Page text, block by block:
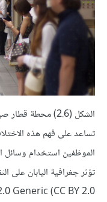
الشكل (2.6) محطة
تساعد على فهم هذه
الموظفين استخدام وسائل
Generic (CC BY 2.0